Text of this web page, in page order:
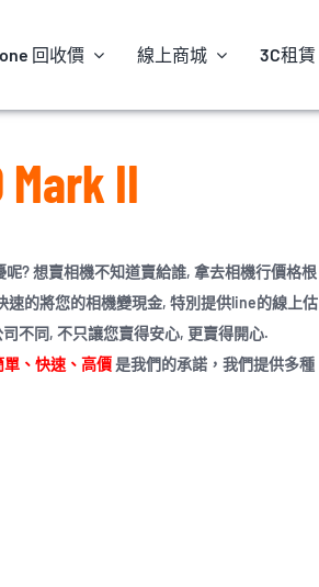
回收價 線上商城 3C租賃
II
? 想賣相機不知道賣給誰, 拿去相機行價格根
速的將您的相機變現金, 特別提供line的線上估
不同, 不只讓您賣得安心, 更賣得開心.
單、快速、高價是我們的承諾，我們提供多種